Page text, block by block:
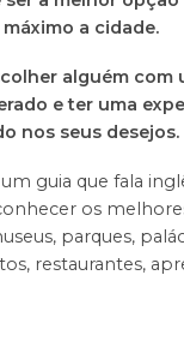
a cidade.
alguém com
e ter uma
nos seus desejos.
guia que fala
os
parques,
restaurantes,